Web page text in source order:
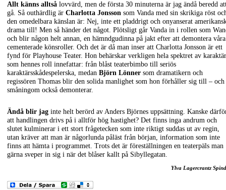
Allt känns alltså lovvärd, men de första 30 minuterna är jag ändå beredd
gå. Så outhärdlig är Charlotta Jonsson som Vanda med sin skrikiga röst
den omedelbara känslan är: Nej, inte ett pladdrigt och onyanserat
drama till! Men så händer det något. Plötsligt går Vanda in i rollen som
och blir någon helt annan, en hämndgudinna på jakt efter att demontera våra
cementerade könsroller. Och det är då man inser att Charlotta Jonsson är ett
fynd för Playhouse Teater. Hon behärskar verkligen hela spektret av
som hennes roll innefattar: från blåst teaterbimbo till seriös
karaktärsskådespelerska, medan Björn Lönner som dramatikern och
regissören Thomas blir den solida manlighet som hon förhåller sig till – och
småningom också demonterar.
Ändå blir jag inte helt berörd av Anders Björnes uppsättning. Kanske
att handlingen drivs på i alltför hög hastighet? Det finns inga andrum och
slutet kulminerar i ett stort frågetecken som inte riktigt suddas ut av regin,
utan kräver att man är någorlunda påläst från början, information som inte
finns att hämta i programmet. Trots det är föreställningen en teaterpäls man
gärna sveper in sig i när det blåser kallt på Sibyllegatan.
Ylva Lagercrantz